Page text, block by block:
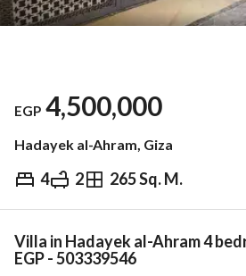
EGP 4,500,000
Hadayek al-Ahram, Giza
4 2 265 Sq. M.
EGP 4,500,000
Overview Trends & Indices
Villa in Hadayek al-Ahram 4
EGP - 503339546